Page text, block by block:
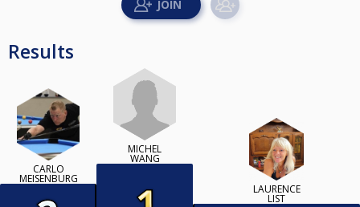
Results
CARLO
MEISENBURG
MICHEL
WANG
LAURENCE
LIST